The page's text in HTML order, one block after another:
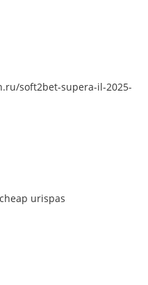
soft2bet-supera-il-2025-
urispas